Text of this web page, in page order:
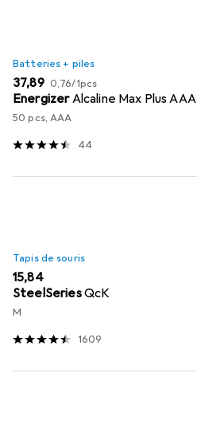
Batteries + piles
EUR
37,89 EUR
0,76/1pcs
EnergizerAlcaline Max Plus AAA
50 pcs, AAA
44
Tapis de souris
EUR
15,84
SteelSeriesQcK
M
1609